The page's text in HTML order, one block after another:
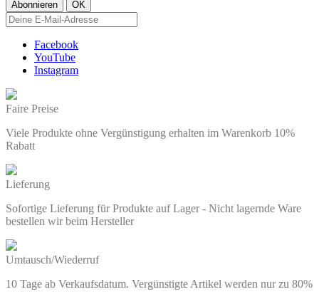
Facebook
YouTube
Instagram
Faire Preise
Viele Produkte ohne Vergünstigung erhalten im Warenkorb 10%
Rabatt
Lieferung
Sofortige Lieferung für Produkte auf Lager - Nicht lagernde Ware
bestellen wir beim Hersteller
Umtausch/Wiederruf
10 Tage ab Verkaufsdatum. Vergünstigte Artikel werden nur zu 80%